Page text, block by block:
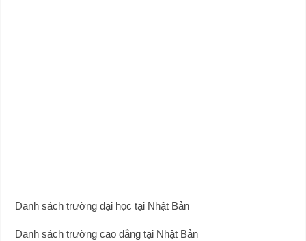
Danh sách trường đại học tại Nhật Bản
Danh sách trường cao đẳng tại Nhật Bản